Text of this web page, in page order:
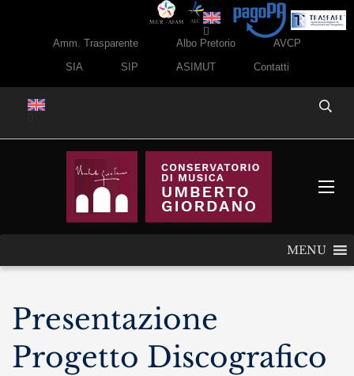
Amm. Trasparente Albo Pretorio
AVCP
SIA
SIP ASIMUT Contatti
MENU
Presentazione
Progetto Discografico